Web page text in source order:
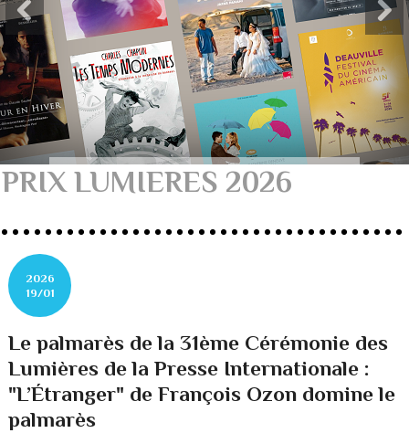
PRIX LUMIERES 2026
2026
19/01
Le palmarès de la 31ème Cérémonie des
Lumières de la Presse Internationale :
"L’Étranger" de François Ozon domine le
palmarès